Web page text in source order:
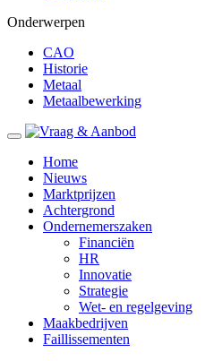
Onderwerpen
CAO
Historie
Metaal
Metaalbewerking
Home
Nieuws
Marktprijzen
Achtergrond
Ondernemerszaken
Financiën
HR
Innovatie
Strategie
Wet- en regelgeving
Maakbedrijven
Faillissementen